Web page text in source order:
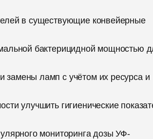
в существующие конвейерные
бактерицидной мощностью
ламп с учётом их ресурса и
улучшить гигиенические
мониторинга дозы УФ-